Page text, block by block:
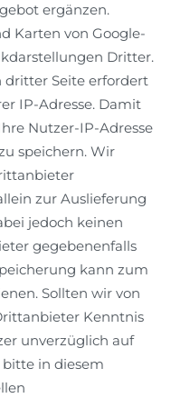
ergänzen.
Karten von Google-
Dritter.
dritter Seite erfordert
IP-Adresse. Damit
Nutzer-IP-Adresse
speichern. Wir
zur Auslieferung
jedoch keinen
gegebenenfalls
kann zum
Sollten wir von
Kenntnis
unverzüglich auf
bitte in diesem